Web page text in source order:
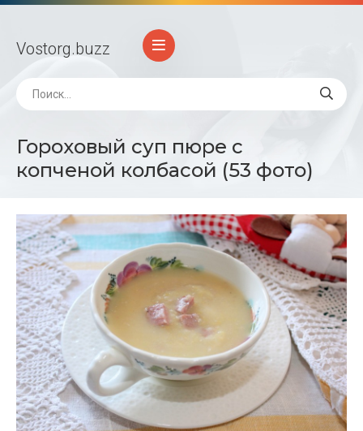
Vostorg.buzz
Гороховый суп пюре с
копченой колбасой (53 фото)